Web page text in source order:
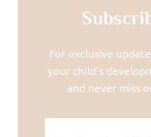
For exclusive
your child's
and never miss